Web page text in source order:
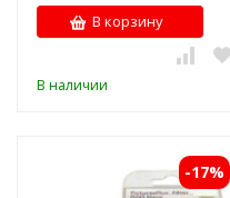
В корзину
В наличии
-17%